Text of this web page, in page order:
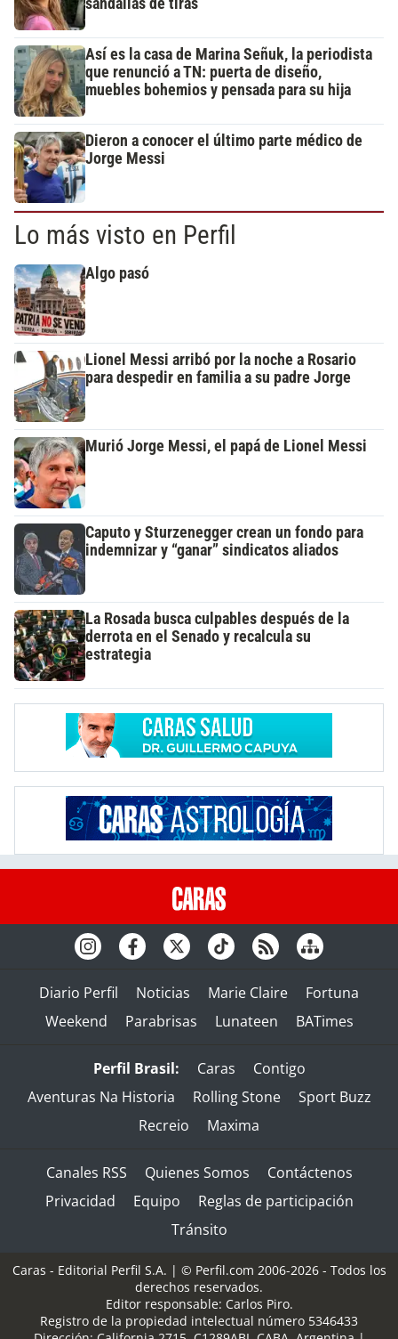
sandalias de tiras
Así es la casa de Marina Señuk, la periodista
que renunció a TN: puerta de diseño,
muebles bohemios y pensada para su hija
Dieron a conocer el último parte médico de
Jorge Messi
Lo más visto en Perfil
Algo pasó
Lionel Messi arribó por la noche a Rosario
para despedir en familia a su padre Jorge
Murió Jorge Messi, el papá de Lionel Messi
Caputo y Sturzenegger crean un fondo para
indemnizar y “ganar” sindicatos aliados
La Rosada busca culpables después de la
derrota en el Senado y recalcula su
estrategia
Diario Perfil Noticias Marie Claire
Fortuna
Weekend
Parabrisas Lunateen BATimes
Perfil Brasil: Caras
Contigo
Aventuras Na Historia
Rolling Stone
Sport Buzz
Recreio
Maxima
Canales RSS Quienes Somos
Contáctenos
Privacidad
Equipo
Reglas de participación
Tránsito
Caras - Editorial Perfil S.A. | © Perfil.com 2006-2026 - Todos los
derechos reservados.
Editor responsable: Carlos Piro.
Registro de la propiedad intelectual número 5346433